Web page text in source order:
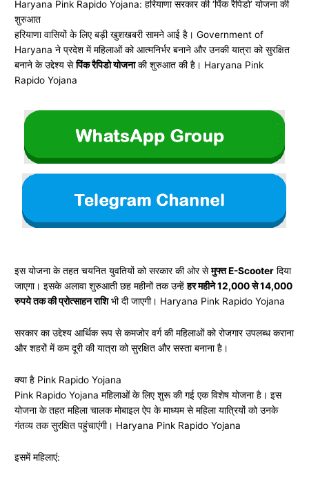
Haryana Pink Rapido Yojana: हरियाणा सरकार की ‘पिंक रैपिडो’ योजना की
शुरुआत
हरियाणा वासियों के लिए बड़ी खुशखबरी सामने आई है।Government of
Haryana ने प्रदेश में महिलाओं को आत्मनिर्भर बनाने और उनकी यात्रा को सुरक्षित
बनाने के उद्देश्य सेपिंक रैपिडो योजनाकी शुरुआत की है। Haryana Pink
Rapido Yojana
इस योजना के तहत चयनित युवतियों को सरकार की ओर सेमुफ्त E-Scooter दिया
जाएगा। इसके अलावा शुरुआती छह महीनों तक उन्हेंहर महीने 12,000 से 14,000
रुपये तक की प्रोत्साहन राशिभी दी जाएगी। Haryana Pink Rapido Yojana
सरकार का उद्देश्य आर्थिक रूप से कमजोर वर्ग की महिलाओं को रोजगार उपलब्ध कराना
और शहरों में कम दूरी की यात्रा को सुरक्षित और सस्ता बनाना है।
क्या है Pink Rapido Yojana
Pink Rapido Yojana महिलाओं के लिए शुरू की गई एक विशेष योजना है। इस
योजना के तहत महिला चालक मोबाइल ऐप के माध्यम से महिला यात्रियों को उनके
गंतव्य तक सुरक्षित पहुंचाएंगी। Haryana Pink Rapido Yojana
इसमें महिलाएं: